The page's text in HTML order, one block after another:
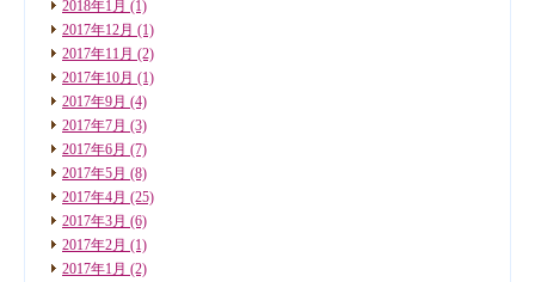
2018年1月 (1)
2017年12月 (1)
2017年11月 (2)
2017年10月 (1)
2017年9月 (4)
2017年7月 (3)
2017年6月 (7)
2017年5月 (8)
2017年4月 (25)
2017年3月 (6)
2017年2月 (1)
2017年1月 (2)